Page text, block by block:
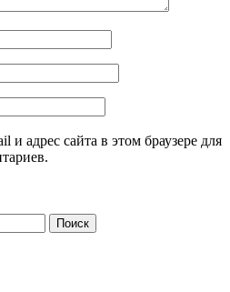
и адрес сайта в этом браузере для